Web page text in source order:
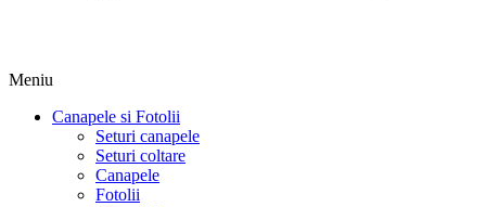
Meniu
Canapele si Fotolii
Seturi canapele
Seturi coltare
Canapele
Fotolii